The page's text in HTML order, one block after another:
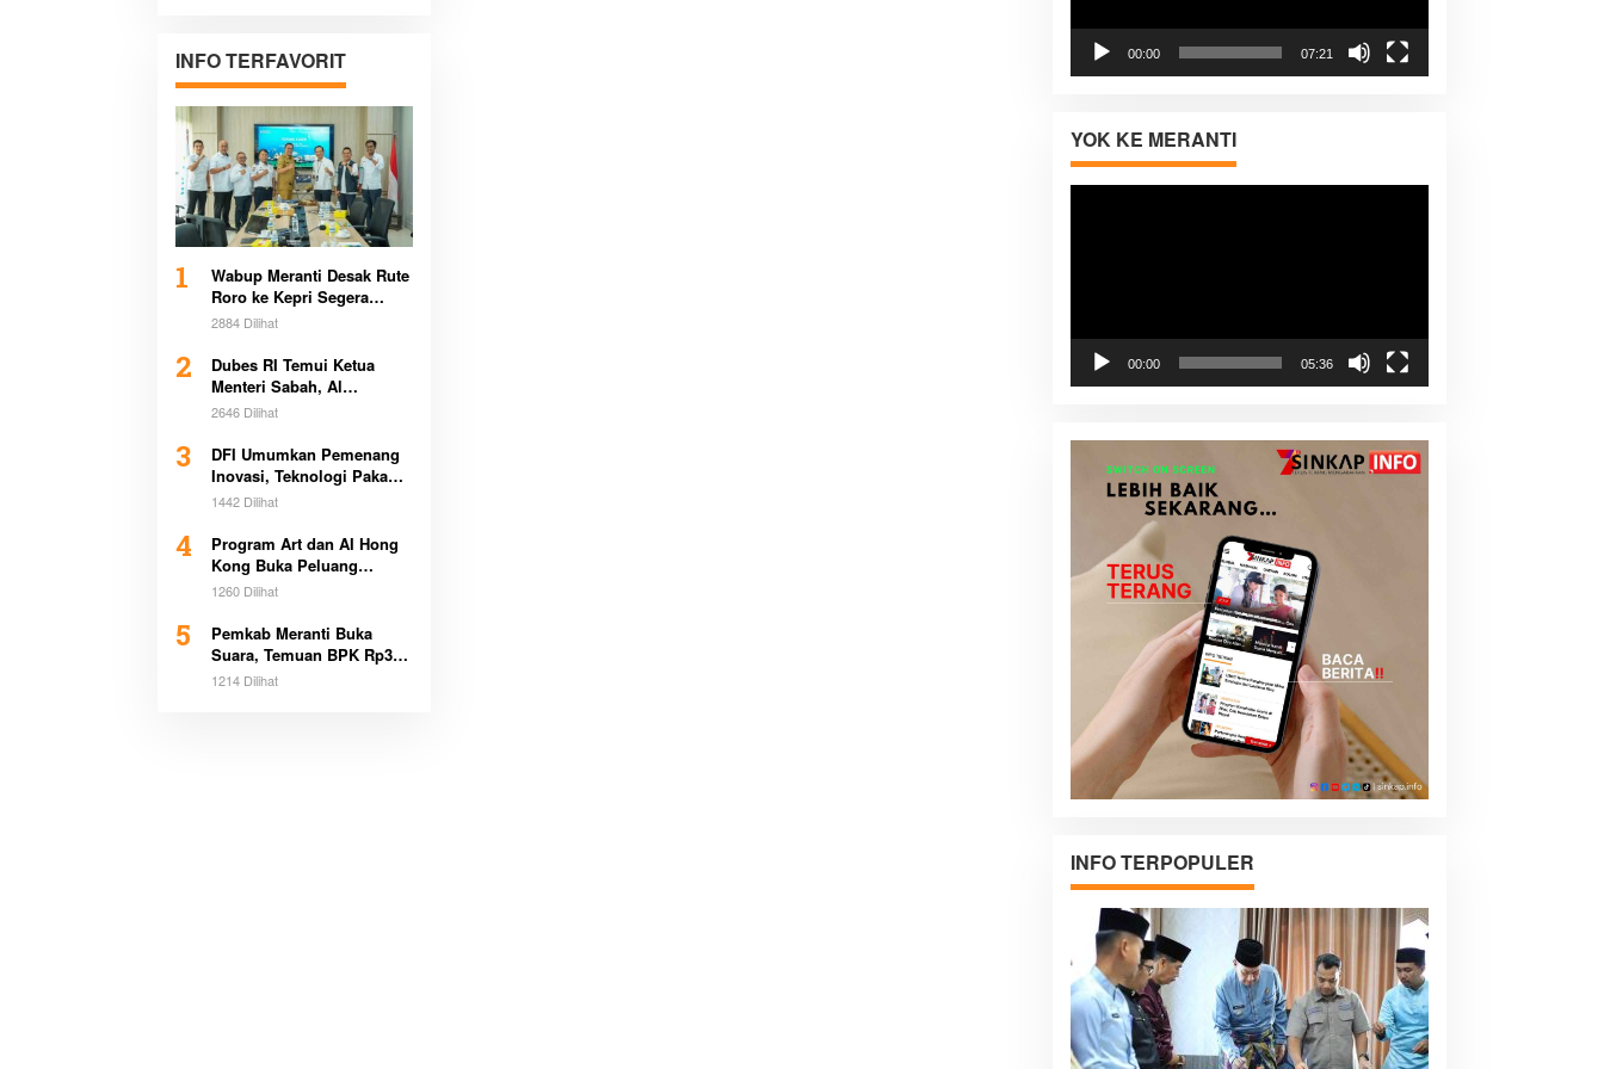
Pemerintah
Daerah
INFO TERFAVORIT
1
Wabup Meranti Desak Rute
Roro ke Kepri Segera
Beroperasi Demi Dongkrak
2884 Dilihat
2
Dubes RI Temui Ketua
Menteri Sabah, Al
Washliyah Beri Apresiasi
2646 Dilihat
3
DFI Umumkan Pemenang
Inovasi, Teknologi Pakan
Kurangi Emisi Bikin
1442 Dilihat
4
Program Art dan AI Hong
Kong Buka Peluang
Beasiswa Pemimpin Muda
1260 Dilihat
5
Pemkab Meranti Buka
Suara, Temuan BPK Rp3,1
Miliar Sudah Dicicil
1214 Dilihat
00:00 07:21
YOK KE MERANTI
00:00 05:36
INFO TERPOPULER